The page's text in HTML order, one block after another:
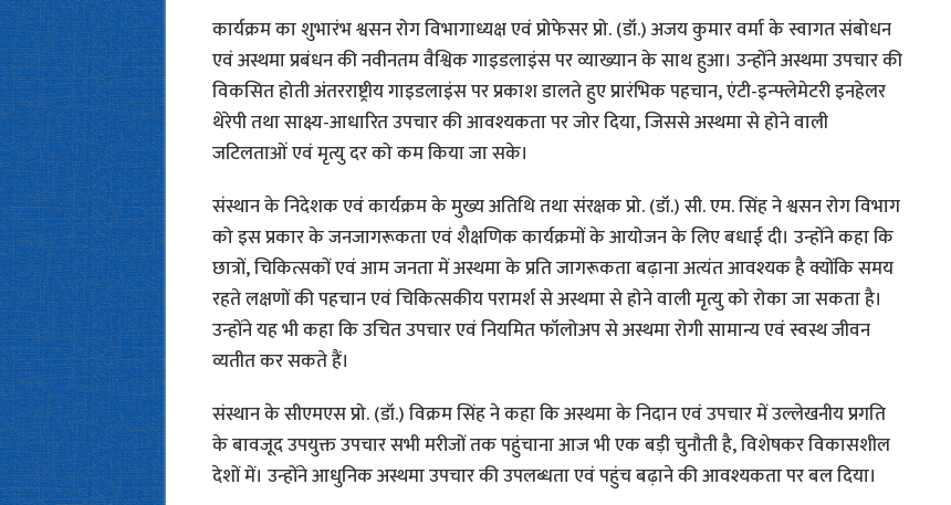
कार्यक्रम का शुभारंभ श्वसन रोग विभागाध्यक्ष एवं प्रोफेसर प्रो. (डॉ.) अजय कुमार वर्मा के स्वागत संबोधन
एवं अस्थमा प्रबंधन की नवीनतम वैश्विक गाइडलाइंस पर व्याख्यान के साथ हुआ। उन्होंने अस्थमा उपचार की
विकसित होती अंतरराष्ट्रीय गाइडलाइंस पर प्रकाश डालते हुए प्रारंभिक पहचान, एंटी-इन्फ्लेमेटरी इनहेलर
थेरेपी तथा साक्ष्य-आधारित उपचार की आवश्यकता पर जोर दिया, जिससे अस्थमा से होने वाली
जटिलताओं एवं मृत्यु दर को कम किया जा सके।
संस्थान के निदेशक एवं कार्यक्रम के मुख्य अतिथि तथा संरक्षक प्रो. (डॉ.) सी. एम. सिंह ने श्वसन रोग विभाग
को इस प्रकार के जनजागरूकता एवं शैक्षणिक कार्यक्रमों के आयोजन के लिए बधाई दी। उन्होंने कहा कि
छात्रों, चिकित्सकों एवं आम जनता में अस्थमा के प्रति जागरूकता बढ़ाना अत्यंत आवश्यक है क्योंकि समय
रहते लक्षणों की पहचान एवं चिकित्सकीय परामर्श से अस्थमा से होने वाली मृत्यु को रोका जा सकता है।
उन्होंने यह भी कहा कि उचित उपचार एवं नियमित फॉलोअप से अस्थमा रोगी सामान्य एवं स्वस्थ जीवन
व्यतीत कर सकते हैं।
संस्थान के सीएमएस प्रो. (डॉ.) विक्रम सिंह ने कहा कि अस्थमा के निदान एवं उपचार में उल्लेखनीय प्रगति
के बावजूद उपयुक्त उपचार सभी मरीजों तक पहुंचाना आज भी एक बड़ी चुनौती है, विशेषकर विकासशील
देशों में। उन्होंने आधुनिक अस्थमा उपचार की उपलब्धता एवं पहुंच बढ़ाने की आवश्यकता पर बल दिया।